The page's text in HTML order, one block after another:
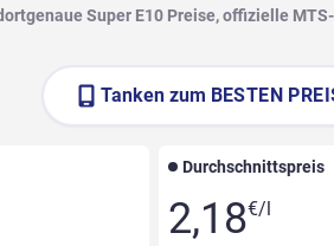
Super E10 Preise, offizielle
Tanken zum BESTEN
Durchschnittspreis
2,18€/l